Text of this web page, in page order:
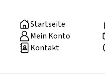
Startseite
Mein Konto
Kontakt